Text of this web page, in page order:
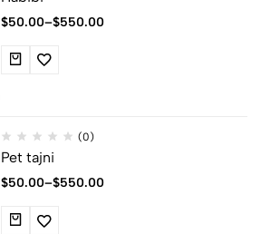
$50.00–$550.00
(0)
Pet tajni
$50.00–$550.00